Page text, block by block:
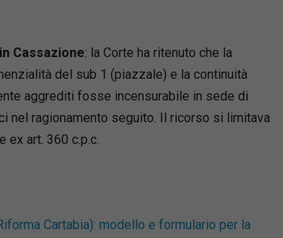
il tribunale di Ferrara e Giudice
in esecuzioni mobiliari, esecuzioni
e immobiliari e opposizione
nella fase cautelare.
Cassazione: la Corte ha ritenuto che la
del sub 1 (piazzale) e la continuità
aggrediti fosse incensurabile in sede di
nel ragionamento seguito. Il ricorso si limitava
ex art. 360 c.p.c.
Cartabia): modello e formulario per la